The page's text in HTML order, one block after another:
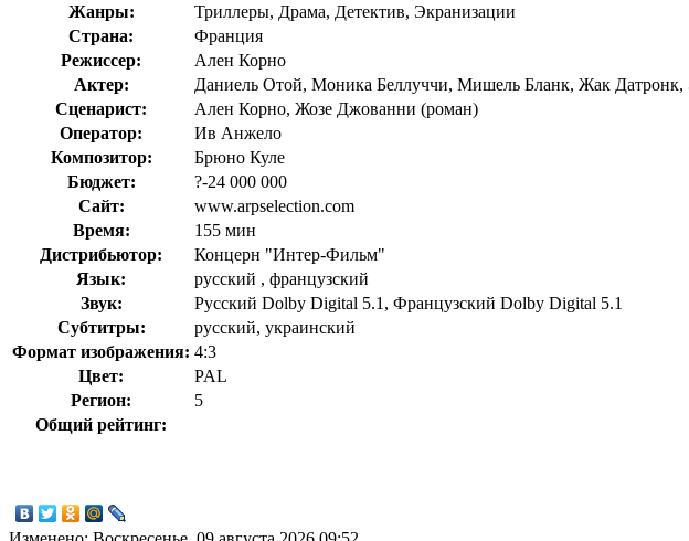
Жанры:
Триллеры, Драма, Детектив, Экранизации
Страна:
Франция
Режиссер:
Ален Корно
Актер:
Даниель Отой, Моника Беллуччи, Мишель Бланк, Жак
Сценарист:
Ален Корно, Жозе Джованни (роман)
Оператор:
Ив Анжело
Композитор:
Брюно Куле
Бюджет:
?-24 000 000
Сайт:
www.arpselection.com
Время:
155 мин
Дистрибьютор:
Концерн "Интер-Фильм"
Язык:
русский , французский
Звук:
Русский Dolby Digital 5.1, Французский Dolby Digital 5.1
Субтитры:
русский, украинский
Формат изображения: 4:3
Цвет:
PAL
Регион:
5
Общий рейтинг: